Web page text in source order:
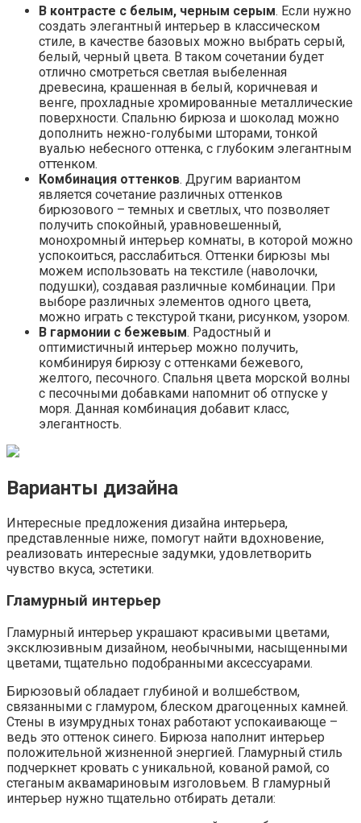
В контрасте с белым, черным серым. Если нужно
создать элегантный интерьер в классическом
стиле, в качестве базовых можно выбрать серый,
белый, черный цвета. В таком сочетании будет
отлично смотреться светлая выбеленная
древесина, крашенная в белый, коричневая и
венге, прохладные хромированные металлические
поверхности. Спальню бирюза и шоколад можно
дополнить нежно-голубыми шторами, тонкой
вуалью небесного оттенка, с глубоким элегантным
оттенком.
Комбинация оттенков. Другим вариантом
является сочетание различных оттенков
бирюзового – темных и светлых, что позволяет
получить спокойный, уравновешенный,
монохромный интерьер комнаты, в которой можно
успокоиться, расслабиться. Оттенки бирюзы мы
можем использовать на текстиле (наволочки,
подушки), создавая различные комбинации. При
выборе различных элементов одного цвета,
можно играть с текстурой ткани, рисунком, узором.
В гармонии с бежевым. Радостный и
оптимистичный интерьер можно получить,
комбинируя бирюзу с оттенками бежевого,
желтого, песочного. Спальня цвета морской волны
с песочными добавками напомнит об отпуске у
моря. Данная комбинация добавит класс,
элегантность.
Варианты дизайна
Интересные предложения дизайна интерьера,
представленные ниже, помогут найти вдохновение,
реализовать интересные задумки, удовлетворить
чувство вкуса, эстетики.
Гламурный интерьер
Гламурный интерьер украшают красивыми цветами,
эксклюзивным дизайном, необычными, насыщенными
цветами, тщательно подобранными аксессуарами.
Бирюзовый обладает глубиной и волшебством,
связанными с гламуром, блеском драгоценных камней.
Стены в изумрудных тонах работают успокаивающе –
ведь это оттенок синего. Бирюза наполнит интерьер
положительной жизненной энергией. Гламурный стиль
подчеркнет кровать с уникальной, кованой рамой, со
стеганым аквамариновым изголовьем. В гламурный
интерьер нужно тщательно отбирать детали: